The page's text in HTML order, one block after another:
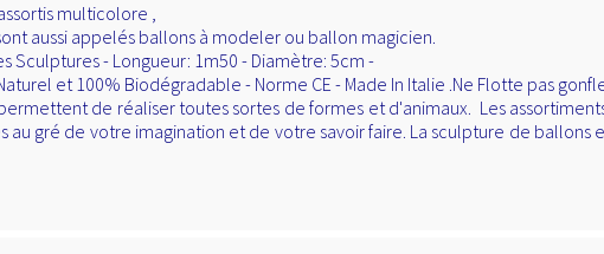
multicolore ,
aussi appelés ballons à modeler ou ballon magicien.
Sculptures - Longueur: 1m50 - Diamètre: 5cm -
et 100% Biodégradable - Norme CE - Made In Italie .Ne Flotte pas
de réaliser toutes sortes de formes et d'animaux. Les
au gré de votre imagination et de votre savoir faire. La sculpture de ballons